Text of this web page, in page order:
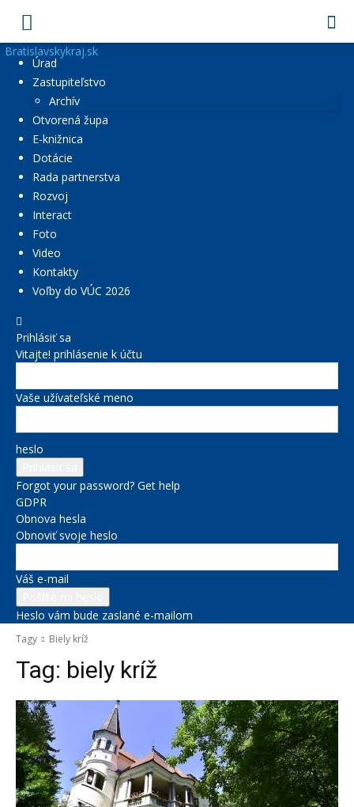
Bratislavskykraj.sk
Úrad
Zastupiteľstvo
Archív
Otvorená župa
E-knižnica
Dotácie
Rada partnerstva
Rozvoj
Interact
Foto
Video
Kontakty
Voľby do VÚC 2026
Prihlásiť sa
Vitajte! prihlásenie k účtu
Vaše užívateľské meno
heslo
Forgot your password? Get help
GDPR
Obnova hesla
Obnoviť svoje heslo
Váš e-mail
Heslo vám bude zaslané e-mailom
Tagy Biely kríž
Tag: biely kríž